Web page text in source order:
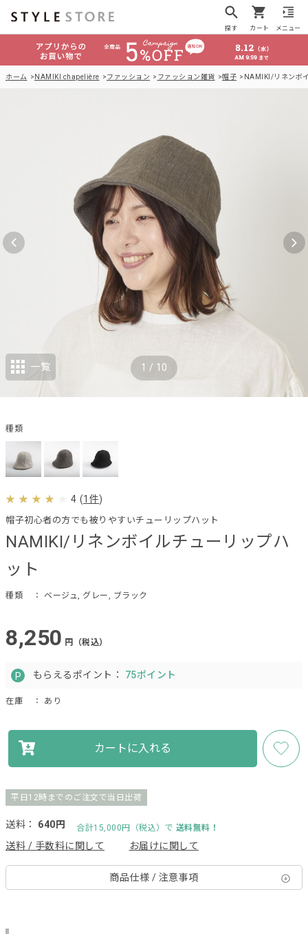
探す カート メニュー
ホーム NAMIKI chapelière ファッション ファッション雑貨 帽子 NAMIKI/リネンボ
NAMIKI/リネンボイルチューリップハ
ット
帽子初心者の方でも被りやすいチューリップハット
種類 ： ベージュ, グレー, ブラック
4 (1件)
8,250 円（税込）
もらえるポイント： 75ポイント
在庫 ： あり
カートに入れる
平日12時までのご注文で当日出荷
送料： 640円 合計15,000円（税込）で 送料無料！
送料 / 手数料に関して お届けに関して
商品仕様 / 注意事項
1 / 10
一覧
種類